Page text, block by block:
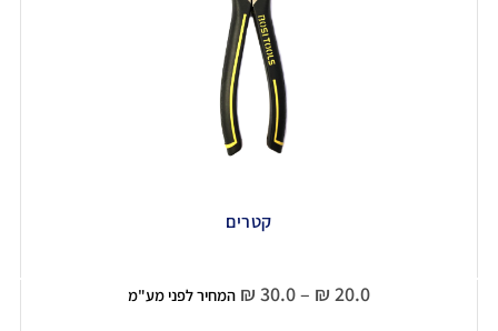
קטרים
₪ 20.0
–
₪ 30.0 המחיר לפני מע"מ